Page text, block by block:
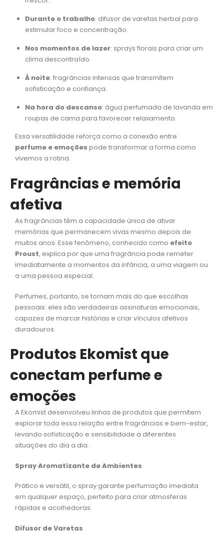
Durante o trabalho: difusor de varetas herbal para
estimular foco e concentração.
Nos momentos de lazer: sprays florais para criar um
clima descontraído.
À noite: fragrâncias intensas que transmitem
sofisticação e confiança.
Na hora do descanso: água perfumada de lavanda em
roupas de cama para favorecer relaxamento.
Essa versatilidade reforça como a conexão entre
perfume e emoções pode transformar a forma como
vivemos a rotina.
Fragrâncias e memória
afetiva
As fragrâncias têm a capacidade única de ativar
memórias que permanecem vivas mesmo depois de
muitos anos. Esse fenômeno, conhecido como efeito
Proust, explica por que uma fragrância pode remeter
imediatamente a momentos da infância, a uma viagem ou
a uma pessoa especial.
Perfumes, portanto, se tornam mais do que escolhas
pessoais: eles são verdadeiras assinaturas emocionais,
capazes de marcar histórias e criar vínculos afetivos
duradouros.
Produtos Ekomist que
conectam perfume e
emoções
A Ekomist desenvolveu linhas de produtos que permitem
explorar toda essa relação entre fragrâncias e bem-estar,
levando sofisticação e sensibilidade a diferentes
situações do dia a dia.
Spray Aromatizante de Ambientes
Prático e versátil, o spray garante perfumação imediata
em qualquer espaço, perfeito para criar atmosferas
rápidas e acolhedoras.
Difusor de Varetas